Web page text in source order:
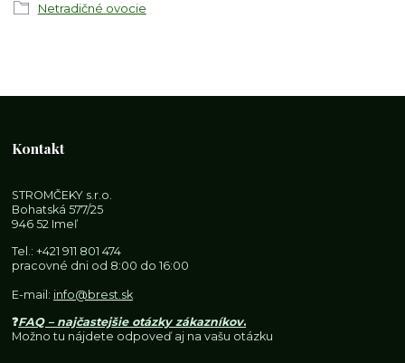
Netradičné ovocie
Kontakt
STROMČEKY s.r.o.
Bohatská 577/25
946 52 Imeľ
Tel.:+421 911 801 474
pracovné dni od 8:00 do 16:00
E-mail: info@brest.sk
❓FAQ – najčastejšie otázky zákazníkov.
Možno tu nájdete odpoveď aj na vašu otázku